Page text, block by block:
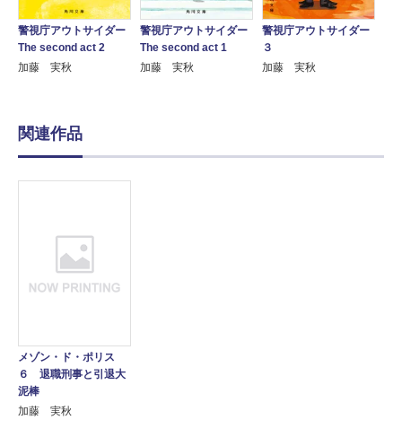
警視庁アウトサイダー
The second act 2
加藤 実秋
警視庁アウトサイダー
The second act 1
加藤 実秋
警視庁アウトサイダー
３
加藤 実秋
関連作品
メゾン・ド・ポリス
６ 退職刑事と引退大
泥棒
加藤 実秋